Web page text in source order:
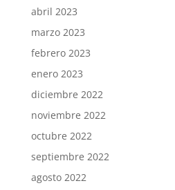
abril 2023
marzo 2023
febrero 2023
enero 2023
diciembre 2022
noviembre 2022
octubre 2022
septiembre 2022
agosto 2022